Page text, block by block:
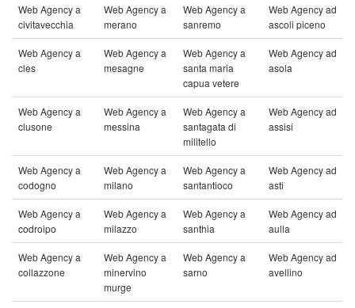
Web Agency a
civitavecchia
Web Agency a
merano
Web Agency a
sanremo
Web Agency ad
ascoli piceno
Web Agency a
cles
Web Agency a
mesagne
Web Agency a
santa maria
capua vetere
Web Agency ad
asola
Web Agency a
clusone
Web Agency a
messina
Web Agency a
santagata di
militello
Web Agency ad
assisi
Web Agency a
codogno
Web Agency a
milano
Web Agency a
santantioco
Web Agency ad
asti
Web Agency a
codroipo
Web Agency a
milazzo
Web Agency a
santhia
Web Agency ad
aulla
Web Agency a
collazzone
Web Agency a
minervino
murge
Web Agency a
sarno
Web Agency ad
avellino